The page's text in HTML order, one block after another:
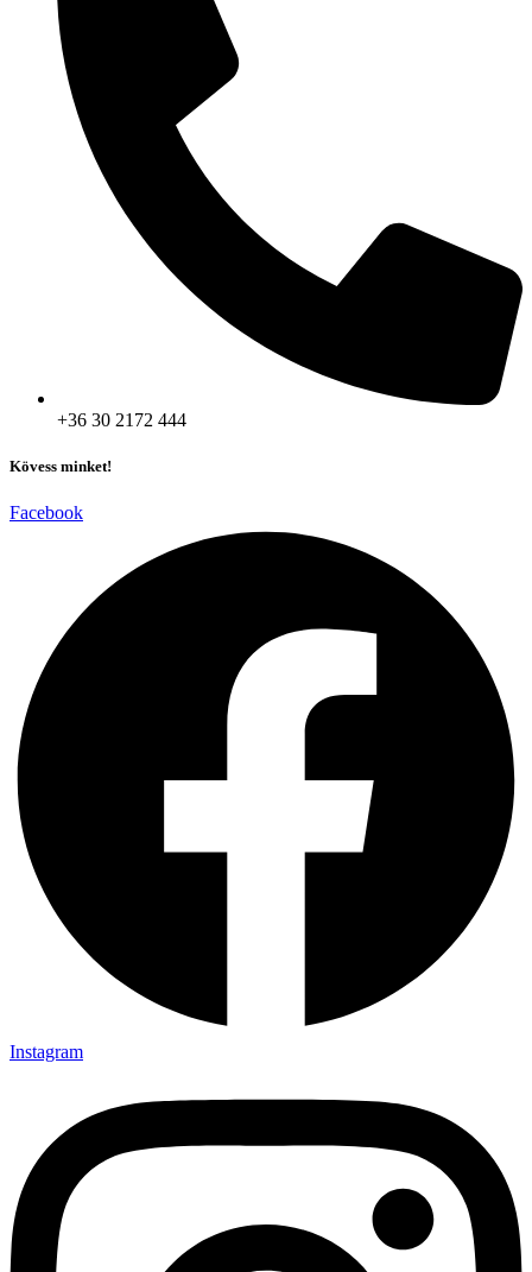
+36 30 2172 444
Kövess minket!
Facebook
Instagram